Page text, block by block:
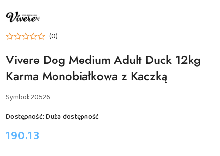
NAZWA
PRODUCENTA:
VIVERE
(0)
Vivere Dog Medium Adult Duck 12kg
Karma Monobiałkowa z Kaczką
Symbol:20526
Dostępność:Duża dostępność
cena:
190.13